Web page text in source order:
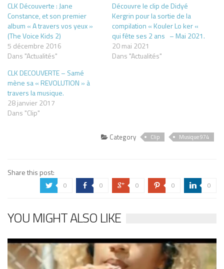
CLK Découverte : Jane
Constance, et son premier
album « A travers vos yeux »
(The Voice Kids 2)
5 décembre 2016
Dans "Actualités"
Découvre le clip de Didyé
Kergrin pour la sortie de la
compilation « Kouler Lo ker «
qui fête ses 2 ans – Mai 2021.
20 mai 2021
Dans "Actualités"
CLK DECOUVERTE – Samé
mène sa « REVOLUTION » à
travers la musique.
28 janvier 2017
Dans "Clip"
Category Clip Musique 974
Share this post:
a 0 b 0 c 0 d 0 j 0
YOU MIGHT ALSO LIKE